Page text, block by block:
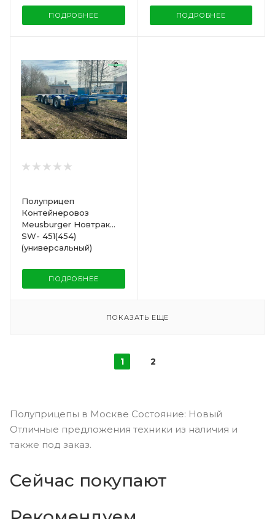
ПОДРОБНЕЕ ПОДРОБНЕЕ
Полуприцеп
Контейнеровоз
Meusburger Новтрак
SW- 451(454)
(универсальный)
ПОДРОБНЕЕ
ПОКАЗАТЬ ЕЩЕ
1 2
Полуприцепы в Москве Состояние: Новый
Отличные предложения техники из наличия и
также под заказ.
Сейчас покупают